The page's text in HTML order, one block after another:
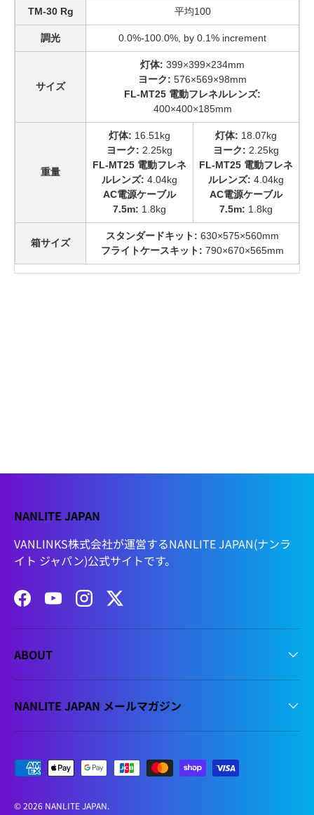
TM-30 Rg 平均100
調光 0.0%-100.0%, by 0.1% increment
サイズ
灯体: 399×399×234mm
ヨーク: 576×569×98mm
FL-MT25 電動フレネルレンズ:
400×400×185mm
重量
灯体: 16.51kg
ヨーク: 2.25kg
FL-MT25 電動フレネ
ルレンズ: 4.04kg
AC電源ケーブル
7.5m: 1.8kg
灯体: 18.07kg
ヨーク: 2.25kg
FL-MT25 電動フレネ
ルレンズ: 4.04kg
AC電源ケーブル
7.5m: 1.8kg
箱サイズ
スタンダードキット: 630×575×560mm
フライトケースキット: 790×670×565mm
NANLITE JAPAN
VANLINKS株式会社が運営するNANLITE JAPAN(ナンラ
イト ジャパン)公式サイトです。
FacebookYouTubeInstagramTwitter
ABOUT
NANLITE JAPAN メールマガジン
支払方法
© 2026 NANLITE JAPAN.